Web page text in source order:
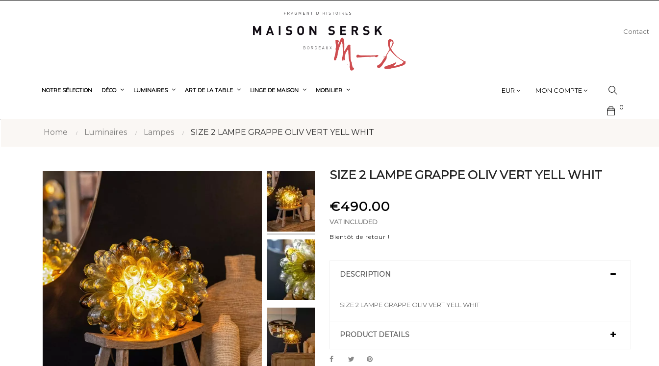
Contact
NOTRE SÉLECTION DÉCO LUMINAIRES ART DE LA TABLE LINGE DE MAISON MOBILIER EUR MON COMPTE
0
Home Luminaires Lampes SIZE 2 LAMPE GRAPPE OLIV VERT YELL WHIT
SIZE 2 LAMPE GRAPPE OLIV VERT YELL WHIT
€490.00
VAT INCLUDED
Bientôt de retour !
DESCRIPTION
SIZE 2 LAMPE GRAPPE OLIV VERT YELL WHIT
PRODUCT DETAILS